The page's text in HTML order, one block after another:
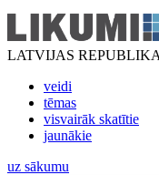
LATVIJAS
veidi
tēmas
visvairāk skatītie
jaunākie
uz sākumu